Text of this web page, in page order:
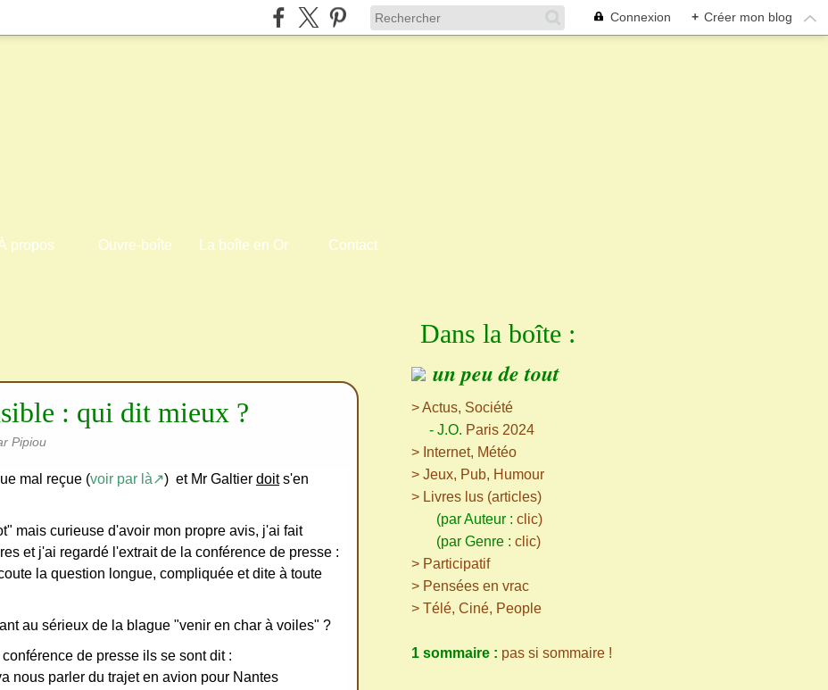
Connexion + Créer mon blog
propos Ouvre-boîte La boîte en Or Contact
: qui dit mieux ?
Pipiou
mal reçue (voir par là↗) et Mr Galtier doits'en
mais curieuse d'avoir mon propre avis, j'ai fait
et j'ai regardé l'extrait de la conférence de presse :
la question longue, compliquée et dite à toute
au sérieux de la blague "venir en char à voiles" ?
conférence de presse ils se sont dit :
nous parler du trajet en avion pour Nantes
Dans la boîte :
un peu de tout
> Actus, Société
- J.O. Paris 2024
> Internet, Météo
> Jeux, Pub, Humour
> Livres lus (articles)
(par Auteur : clic)
(par Genre : clic)
> Participatif
> Pensées en vrac
> Télé, Ciné, People
1 sommaire : pas si sommaire !